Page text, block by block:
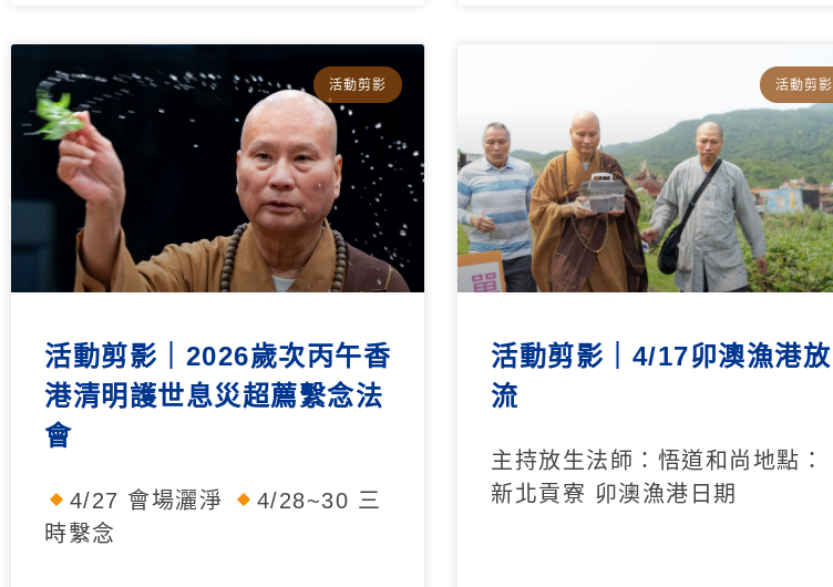
活動剪影
活動剪影｜2026歲次丙午香
港清明護世息災超薦繫念法
會
4/27 會場灑淨
4/28~30 三
時繫念
活動剪影
活動剪影｜4/17卯澳漁港放
流
主持放生法師：悟道和尚地點：
新北貢寮 卯澳漁港日期